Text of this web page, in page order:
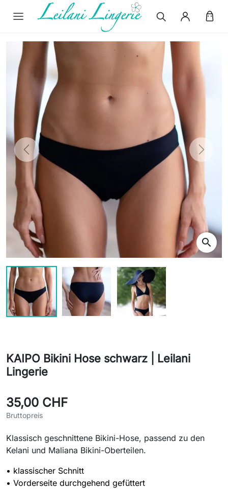
Previous Next
search
KAIPO Bikini Hose schwarz | Leilani
Lingerie
35,00 CHF
Bruttopreis
Klassisch geschnittene Bikini-Hose, passend zu den
Kelani und Maliana Bikini-Oberteilen.
• klassischer Schnitt
• Vorderseite durchgehend gefüttert